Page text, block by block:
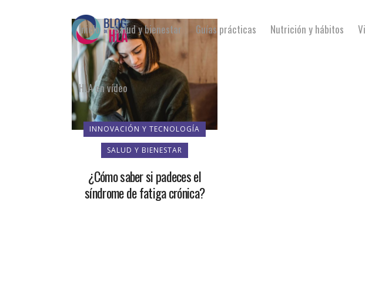
Inicio Salud y bienestar Guías prácticas Nutrición y hábitos
HLA en vídeo
INNOVACIÓN Y TECNOLOGÍA
SALUD Y BIENESTAR
¿Cómo saber si padeces el
síndrome de fatiga crónica?